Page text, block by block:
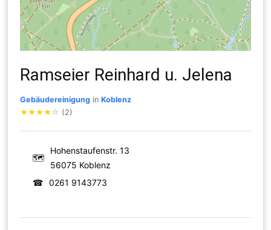
Ramseier Reinhard u. Jelena
Gebäudereinigung inKoblenz
★★★★ ☆ (2)
🗺
Hohenstaufenstr. 13
56075 Koblenz
☎
0261 9143773